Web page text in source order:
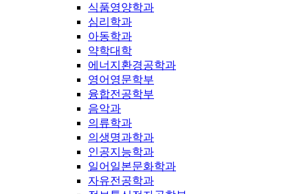
식품영양학과
심리학과
아동학과
약학대학
에너지환경공학과
영어영문학부
융합전공학부
음악과
의류학과
의생명과학과
인공지능학과
일어일본문화학과
자유전공학과